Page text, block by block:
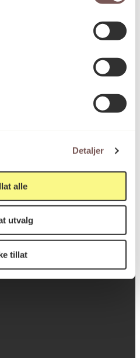
Detaljer
alle
utvalg
tillat